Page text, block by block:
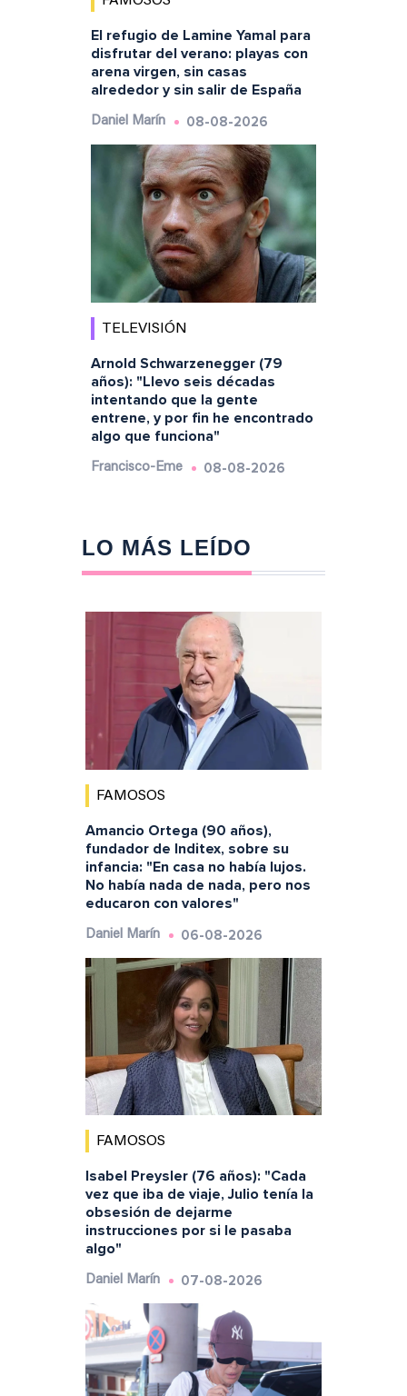
El refugio de Lamine Yamal para
disfrutar del verano: playas con
arena virgen, sin casas
alrededor y sin salir de España
Daniel Marín 08-08-2026
TELEVISIÓN
Arnold Schwarzenegger (79
años): "Llevo seis décadas
intentando que la gente
entrene, y por fin he encontrado
algo que funciona"
Francisco-Eme 08-08-2026
LO MÁS LEÍDO
FAMOSOS
Amancio Ortega (90 años),
fundador de Inditex, sobre su
infancia: "En casa no había lujos.
No había nada de nada, pero nos
educaron con valores"
Daniel Marín 06-08-2026
FAMOSOS
Isabel Preysler (76 años): "Cada
vez que iba de viaje, Julio tenía la
obsesión de dejarme
instrucciones por si le pasaba
algo"
Daniel Marín 07-08-2026